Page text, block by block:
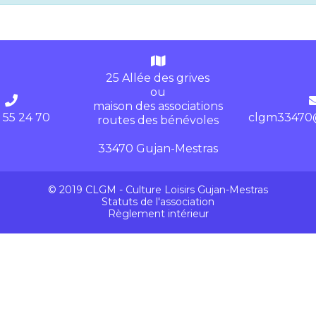
55 24 70
25 Allée des grives
ou
maison des associations
routes des bénévoles
33470 Gujan-Mestras
© 2019 CLGM - Culture Loisirs Gujan-Mestras
Statuts de l'association
Règlement intérieur